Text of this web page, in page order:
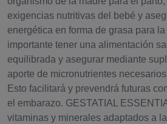
exigencias nutritivas del bebé y
energética en forma de grasa para
importante tener una alimentación
equilibrada y asegurar mediante
aporte de micronutrientes
Esto facilitará y prevendrá futuras
el embarazo. GESTATIAL
vitaminas y minerales adaptados a